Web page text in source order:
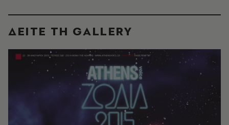
ΔΕΙΤΕ ΤΗ GALLERY